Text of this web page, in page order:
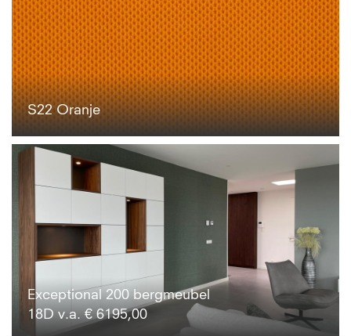
S22 Oranje
Exceptional 200 bergmeubel
18D v.a. € 6195,00